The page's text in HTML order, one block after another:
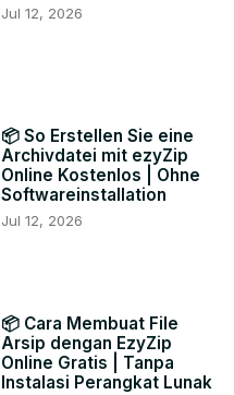
Jul 12, 2026
📦 So Erstellen Sie eine
Archivdatei mit ezyZip
Online Kostenlos | Ohne
Softwareinstallation
Jul 12, 2026
📦 Cara Membuat File
Arsip dengan EzyZip
Online Gratis | Tanpa
Instalasi Perangkat Lunak